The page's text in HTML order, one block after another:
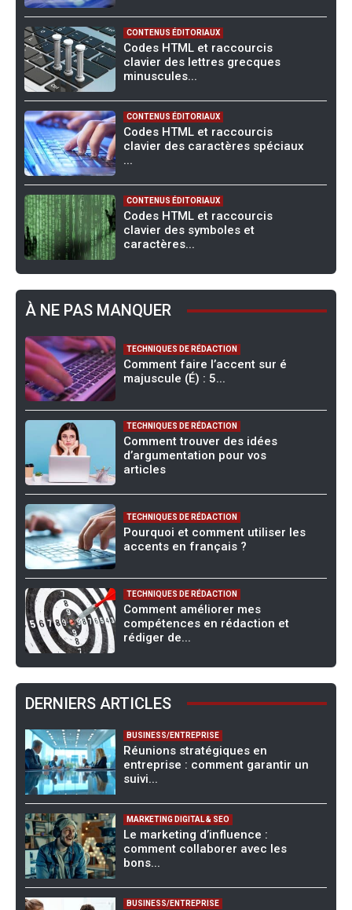
CONTENUS ÉDITORIAUX
Codes HTML et raccourcis
clavier des lettres grecques
minuscules...
CONTENUS ÉDITORIAUX
Codes HTML et raccourcis
clavier des caractères spéciaux
...
CONTENUS ÉDITORIAUX
Codes HTML et raccourcis
clavier des symboles et
caractères...
À NE PAS MANQUER
TECHNIQUES DE RÉDACTION
Comment faire l’accent sur é
majuscule (É) : 5...
TECHNIQUES DE RÉDACTION
Comment trouver des idées
d’argumentation pour vos
articles
TECHNIQUES DE RÉDACTION
Pourquoi et comment utiliser les
accents en français ?
TECHNIQUES DE RÉDACTION
Comment améliorer mes
compétences en rédaction et
rédiger de...
DERNIERS ARTICLES
BUSINESS/ENTREPRISE
Réunions stratégiques en
entreprise : comment garantir un
suivi...
MARKETING DIGITAL & SEO
Le marketing d’influence :
comment collaborer avec les
bons...
BUSINESS/ENTREPRISE